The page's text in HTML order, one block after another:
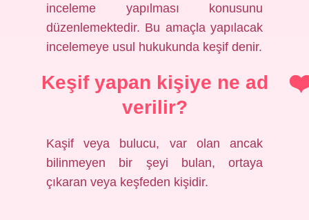
inceleme yapılması konusunu
düzenlemektedir. Bu amaçla yapılacak
incelemeye usul hukukunda keşif denir.
Keşif yapan kişiye ne ad
verilir?
Kaşif veya bulucu, var olan ancak
bilinmeyen bir şeyi bulan, ortaya
çıkaran veya keşfeden kişidir.